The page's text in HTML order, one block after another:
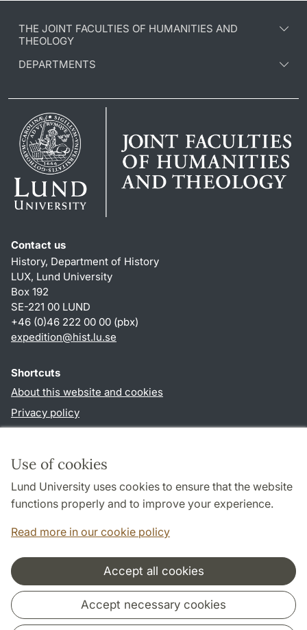
Use of cookies
Lund University uses cookies to ensure that the website
functions properly and to improve your experience.
Read more in our cookie policy
Accept all cookies
Accept necessary cookies
THE JOINT FACULTIES OF HUMANITIES AND
THEOLOGY
DEPARTMENTS
Contact us
History, Department of History
LUX, Lund University
Box 192
SE-221 00 LUND
+46 (0)46 222 00 00 (pbx)
expedition@hist.lu.se
Shortcuts
About this website and cookies
Privacy policy
Follow us in sociala media
Cooperation and network